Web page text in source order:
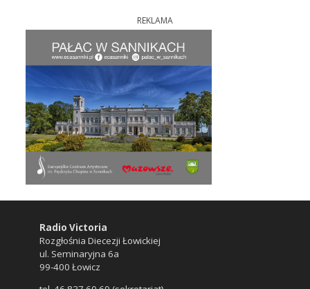
REKLAMA
Radio Victoria
Rozgłośnia Diecezji Łowickiej
ul. Seminaryjna 6a
99-400 Łowicz